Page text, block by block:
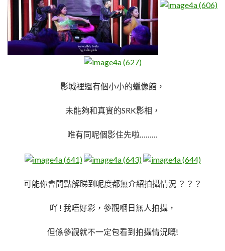
影城裡還有個小小的蠟像館，
未能夠和真實的SRK影相，
唯有同呢個影住先啦………
可能你會問點解睇到呢度都無介紹拍攝情況 ？？？
吖 ! 我唔好彩，參觀嗰日無人拍攝，
但係參觀就不一定包看到拍攝情況嘅!